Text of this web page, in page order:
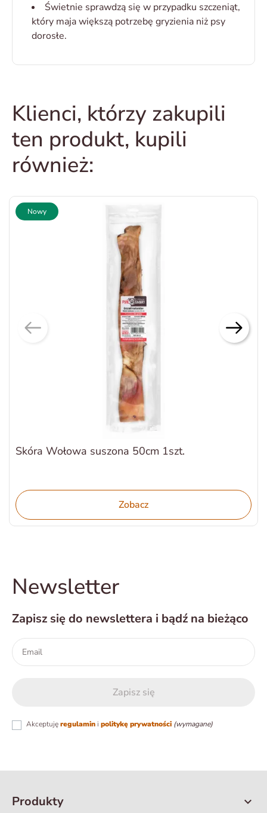
Świetnie sprawdzą się w przypadku szczeniąt,
który maja większą potrzebę gryzienia niż psy
dorosłe.
Klienci, którzy zakupili
ten produkt, kupili
również:
Nowy
Skóra Wołowa suszona 50cm 1szt.
Zobacz
Newsletter
Zapisz się do newslettera i bądź na bieżąco
Akceptujęregulamin i politykę prywatności (wymagane)
Produkty 